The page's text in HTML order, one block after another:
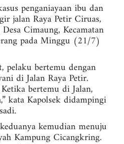
penganiayaan ibu dan
jalan Raya Petir Ciruas,
Cimaung, Kecamatan
pada Minggu (21/7)
pelaku bertemu dengan
di Jalan Raya Petir.
bertemu di Jalan,
kata Kapolsek didampingi
kemudian menuju
Kampung Cicangkring.